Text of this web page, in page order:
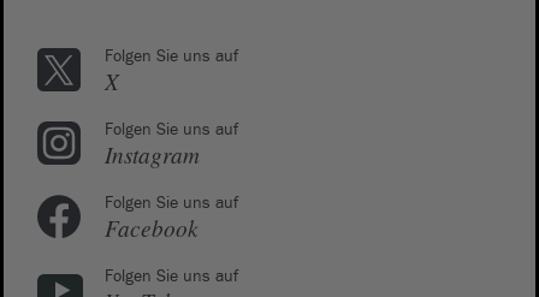
Folgen Sie uns auf
X
Folgen Sie uns auf
Instagram
Folgen Sie uns auf
Facebook
Folgen Sie uns auf